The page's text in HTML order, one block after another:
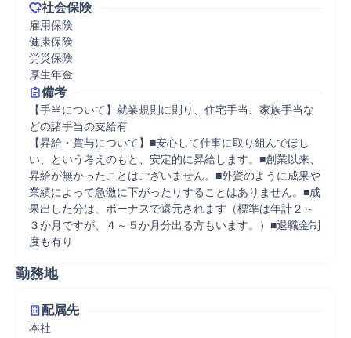
社会保険
雇用保険
健康保険
労災保険
厚生年金
備考
【手当について】就業規則に則り、住宅手当、家族手当な
どの諸手当の支給有
【昇給・賞与について】■安心して仕事に取り組んでほし
い、という考えのもと、安定的に昇給します。■創業以来、
昇給が無かったことはございません。■外資のように成果や
業績によって急激に下がったりすることはありません。■成
果出した分は、ボーナスで還元されます（標準は年計２～
３か月ですが、４～５か月分出る方もいます。）■退職金制
度も有り
勤務地
配属先
本社